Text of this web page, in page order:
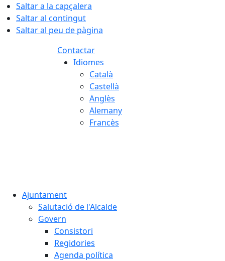
Saltar a la capçalera
Saltar al contingut
Saltar al peu de pàgina
Contactar
Idiomes
Català
Castellà
Anglès
Alemany
Francès
Ajuntament
Salutació de l'Alcalde
Govern
Consistori
Regidories
Agenda política